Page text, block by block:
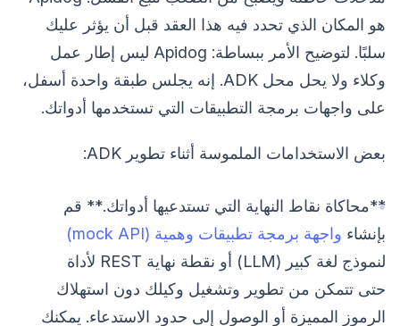
هو المكان الذي تحدد فيه هذا العقد قبل أن يؤثر عليك
سلبًا. لتوضيح الأمر ببساطة: Apidog ليس إطار عمل
وكلاء ولا يحل محل ADK. إنه يجلس طبقة واحدة أسفل،
على واجهات برمجة التطبيقات التي تستخدمها أدواتك.
بعض الاستخدامات الملموسة أثناء تطوير ADK:
**محاكاة نقاط النهاية التي تستدعيها أدواتك.** قم
بإنشاء واجهة برمجة تطبيقات وهمية (mock API)
لنموذج لغة كبير (LLM) أو نقطة نهاية REST لأداة
حتى تتمكن من تطوير وتشغيل وكيلك دون استهلاك
الرموز المميزة أو الوصول إلى حدود الاستدعاء. يمكنك